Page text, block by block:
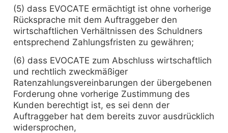
(5) dass EVOCATE ermächtigt ist ohne vorherige
Rücksprache mit dem Auftraggeber den
wirtschaftlichen Verhältnissen des Schuldners
entsprechend Zahlungsfristen zu gewähren;
(6) dass EVOCATE zum Abschluss wirtschaftlich
und rechtlich zweckmäßiger
Ratenzahlungsvereinbarungen der übergebenen
Forderung ohne vorherige Zustimmung des
Kunden berechtigt ist, es sei denn der
Auftraggeber hat dem bereits zuvor ausdrücklich
widersprochen,